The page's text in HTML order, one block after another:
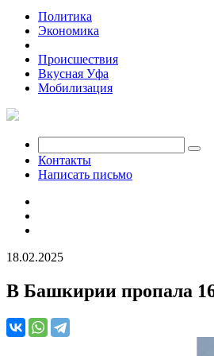
Политика
Экономика
Происшествия
Вкусная Уфа
Мобилизация
Контакты
Написать письмо
18.02.2025
В Башкирии пропала